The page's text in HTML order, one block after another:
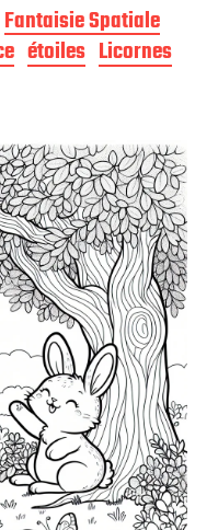
Fantaisie Spatiale
étoiles Licornes